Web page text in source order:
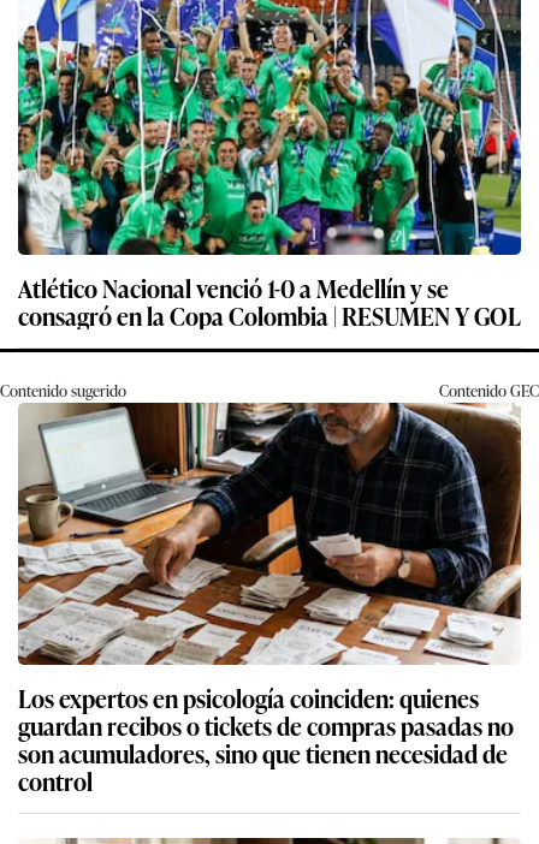
Atlético Nacional venció 1-0 a Medellín y se
consagró en la Copa Colombia | RESUMEN Y GOL
Contenido sugerido ContenidoGEC
Los expertos en psicología coinciden: quienes
guardan recibos o tickets de compras pasadas no
son acumuladores, sino que tienen necesidad de
control